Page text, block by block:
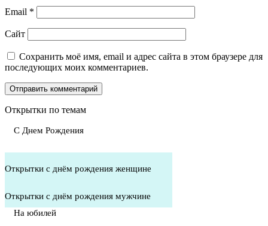
Email *
Сайт
Сохранить моё имя, email и адрес сайта в этом браузере для
последующих моих комментариев.
Открытки по темам
С Днем Рождения
Открытки с днём рождения женщине
Открытки с днём рождения мужчине
На юбилей